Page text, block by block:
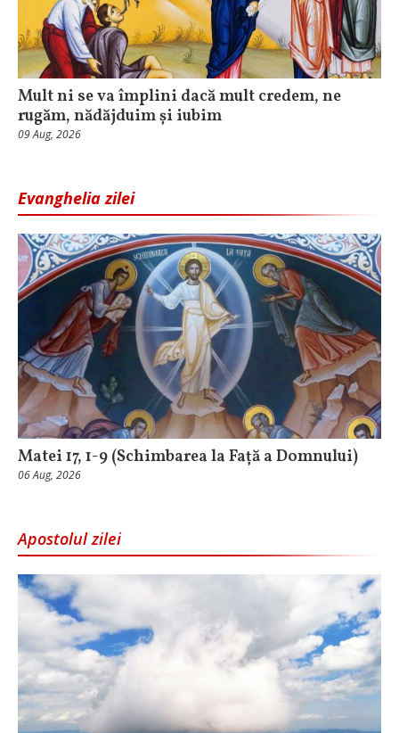
Mult ni se va împlini dacă mult credem, ne
rugăm, nădăjduim și iubim
09 Aug, 2026
Evanghelia zilei
Matei 17, 1-9 (Schimbarea la Față a Domnului)
06 Aug, 2026
Apostolul zilei